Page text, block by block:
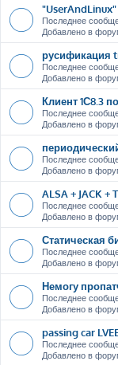
Последнее
Добавлено в
русификация
Последнее
Добавлено в
Клиент 1С8.3
Последнее
Добавлено в
Последнее
Добавлено в
ALSA + JACK +
Последнее
Добавлено в
Статическая
Последнее
Добавлено в
Немогу
Последнее
Добавлено в
passing car
Последнее
Добавлено в